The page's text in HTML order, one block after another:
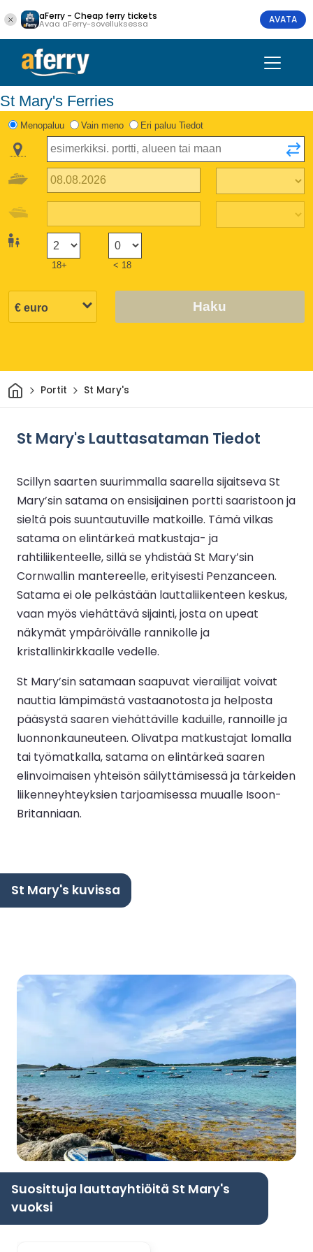
aFerry - Cheap ferry tickets
Avaa aFerry-sovelluksessa AVATA
St Mary's Ferries
Menopaluu Vain meno Eri paluu Tiedot
18+ < 18
Haku
KotiinPortit St Mary's
St Mary's Lauttasataman Tiedot
Scillyn saarten suurimmalla saarella sijaitseva St
Mary’sin satama on ensisijainen portti saaristoon ja
sieltä pois suuntautuville matkoille. Tämä vilkas
satama on elintärkeä matkustaja- ja
rahtiliikenteelle, sillä se yhdistää St Mary’sin
Cornwallin mantereelle, erityisesti Penzanceen.
Satama ei ole pelkästään lauttaliikenteen keskus,
vaan myös viehättävä sijainti, josta on upeat
näkymät ympäröivälle rannikolle ja
kristallinkirkkaalle vedelle.
St Mary’sin satamaan saapuvat vierailijat voivat
nauttia lämpimästä vastaanotosta ja helposta
pääsystä saaren viehättäville kaduille, rannoille ja
luonnonkauneuteen. Olivatpa matkustajat lomalla
tai työmatkalla, satama on elintärkeä saaren
elinvoimaisen yhteisön säilyttämisessä ja tärkeiden
liikenneyhteyksien tarjoamisessa muualle Isoon-
Britanniaan.
St Mary's kuvissa
Suosittuja lauttayhtiöitä St Mary's
vuoksi